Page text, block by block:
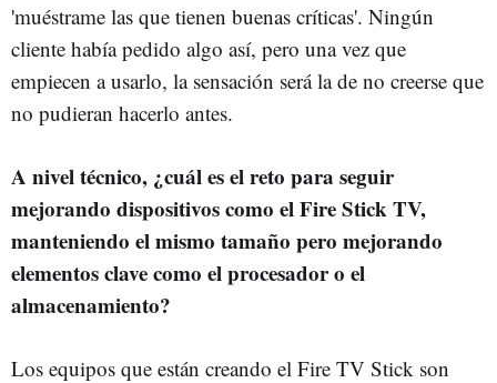
'muéstrame las que tienen buenas críticas'. Ningún
cliente había pedido algo así, pero una vez que
empiecen a usarlo, la sensación será la de no creerse que
no pudieran hacerlo antes.
A nivel técnico, ¿cuál es el reto para seguir
mejorando dispositivos como el Fire Stick TV,
manteniendo el mismo tamaño pero mejorando
elementos clave como el procesador o el
almacenamiento?
Los equipos que están creando el Fire TV Stick son